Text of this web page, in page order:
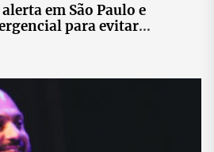
em São Paulo e
para evitar
de energia